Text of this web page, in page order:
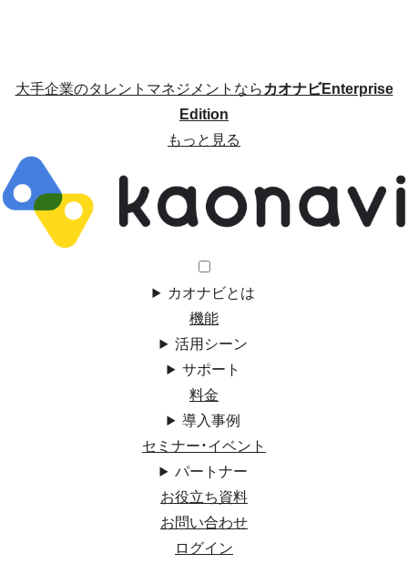
大手企業のタレントマネジメントならカオナビEnterprise
Edition
もっと見る
カオナビとは
機能
活用シーン
サポート
料金
導入事例
セミナー・イベント
パートナー
お役立ち資料
お問い合わせ
ログイン